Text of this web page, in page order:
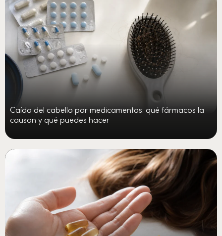
Caída del cabello por medicamentos: qué fármacos la
causan y qué puedes hacer